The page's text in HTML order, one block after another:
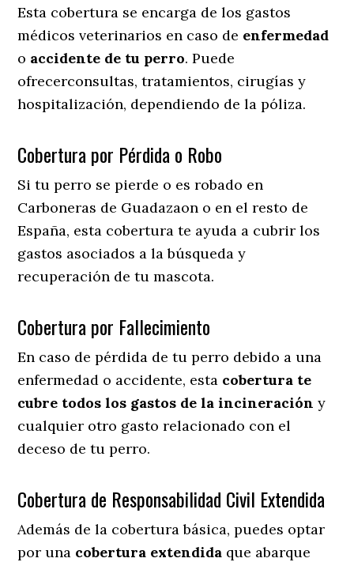
Esta cobertura se encarga de los gastos
médicos veterinarios en caso de enfermedad
o accidente de tu perro. Puede
ofrecerconsultas, tratamientos, cirugías y
hospitalización, dependiendo de la póliza.
Cobertura por Pérdida o Robo
Si tu perro se pierde o es robado en
Carboneras de Guadazaon o en el resto de
España, esta cobertura te ayuda a cubrir los
gastos asociados a la búsqueda y
recuperación de tu mascota.
Cobertura por Fallecimiento
En caso de pérdida de tu perro debido a una
enfermedad o accidente, esta cobertura te
cubre todos los gastos de la incineración y
cualquier otro gasto relacionado con el
deceso de tu perro.
Cobertura de Responsabilidad Civil Extendida
Además de la cobertura básica, puedes optar
por una cobertura extendida que abarque